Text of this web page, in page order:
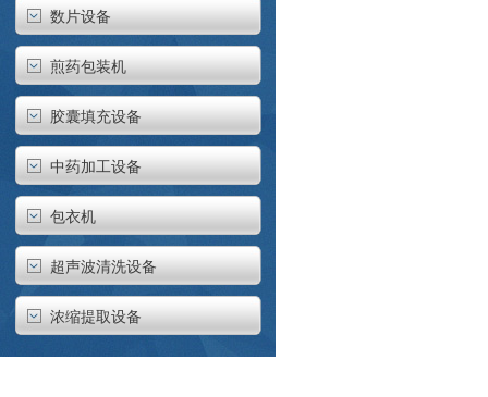
数片设备
煎药包装机
胶囊填充设备
中药加工设备
包衣机
超声波清洗设备
浓缩提取设备